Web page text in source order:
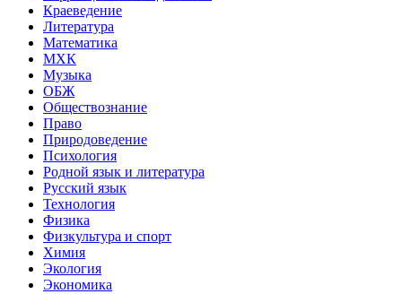
Краеведение
Литература
Математика
МХК
Музыка
ОБЖ
Обществознание
Право
Природоведение
Психология
Родной язык и литература
Русский язык
Технология
Физика
Физкультура и спорт
Химия
Экология
Экономика